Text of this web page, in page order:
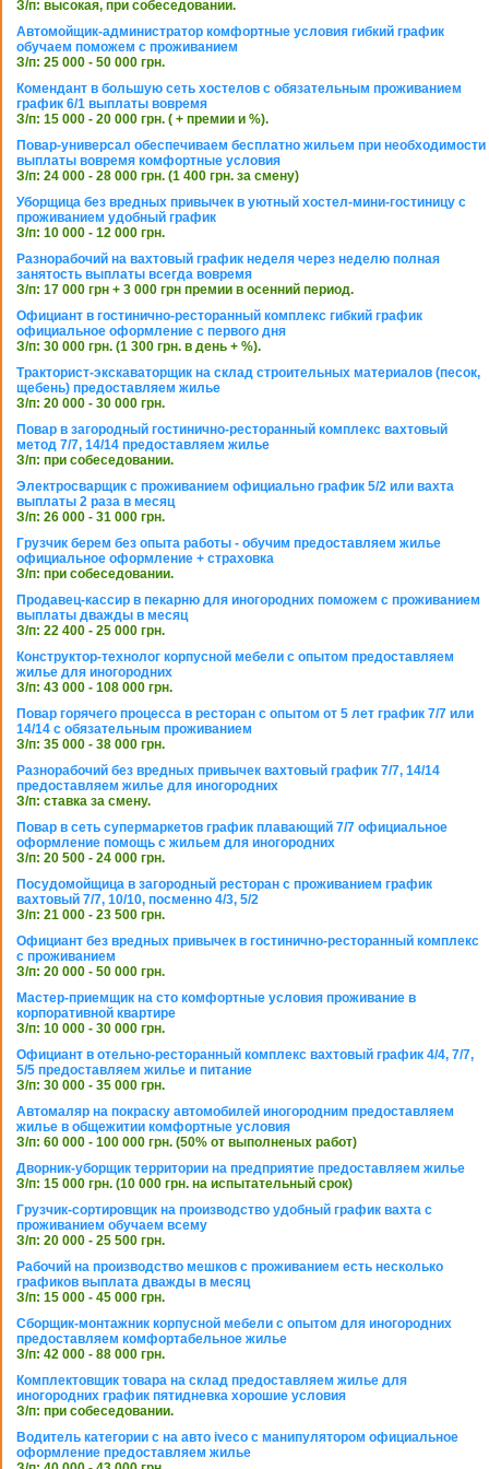
З/п: высокая, при собеседовании.
Автомойщик-администратор комфортные условия гибкий график
обучаем поможем с проживанием
З/п: 25 000 - 50 000 грн.
Комендант в большую сеть хостелов с обязательным проживанием
график 6/1 выплаты вовремя
З/п: 15 000 - 20 000 грн. ( + премии и %).
Повар-универсал обеспечиваем бесплатно жильем при необходимости
выплаты вовремя комфортные условия
З/п: 24 000 - 28 000 грн. (1 400 грн. за смену)
Уборщица без вредных привычек в уютный хостел-мини-гостиницу с
проживанием удобный график
З/п: 10 000 - 12 000 грн.
Разнорабочий на вахтовый график неделя через неделю полная
занятость выплаты всегда вовремя
З/п: 17 000 грн + 3 000 грн премии в осенний период.
Официант в гостинично-ресторанный комплекс гибкий график
официальное оформление с первого дня
З/п: 30 000 грн. (1 300 грн. в день + %).
Тракторист-экскаваторщик на склад строительных материалов (песок,
щебень) предоставляем жилье
З/п: 20 000 - 30 000 грн.
Повар в загородный гостинично-ресторанный комплекс вахтовый
метод 7/7, 14/14 предоставляем жилье
З/п: при собеседовании.
Электросварщик с проживанием официально график 5/2 или вахта
выплаты 2 раза в месяц
З/п: 26 000 - 31 000 грн.
Грузчик берем без опыта работы - обучим предоставляем жилье
официальное оформление + страховка
З/п: при собеседовании.
Продавец-кассир в пекарню для иногородних поможем с проживанием
выплаты дважды в месяц
З/п: 22 400 - 25 000 грн.
Конструктор-технолог корпусной мебели с опытом предоставляем
жилье для иногородних
З/п: 43 000 - 108 000 грн.
Повар горячего процесса в ресторан с опытом от 5 лет график 7/7 или
14/14 с обязательным проживанием
З/п: 35 000 - 38 000 грн.
Разнорабочий без вредных привычек вахтовый график 7/7, 14/14
предоставляем жилье для иногородних
З/п: ставка за смену.
Повар в сеть супермаркетов график плавающий 7/7 официальное
оформление помощь с жильем для иногородних
З/п: 20 500 - 24 000 грн.
Посудомойщица в загородный ресторан с проживанием график
вахтовый 7/7, 10/10, посменно 4/3, 5/2
З/п: 21 000 - 23 500 грн.
Официант без вредных привычек в гостинично-ресторанный комплекс
с проживанием
З/п: 20 000 - 50 000 грн.
Мастер-приемщик на сто комфортные условия проживание в
корпоративной квартире
З/п: 10 000 - 30 000 грн.
Официант в отельно-ресторанный комплекс вахтовый график 4/4, 7/7,
5/5 предоставляем жилье и питание
З/п: 30 000 - 35 000 грн.
Автомаляр на покраску автомобилей иногородним предоставляем
жилье в общежитии комфортные условия
З/п: 60 000 - 100 000 грн. (50% от выполненых работ)
Дворник-уборщик территории на предприятие предоставляем жилье
З/п: 15 000 грн. (10 000 грн. на испытательный срок)
Грузчик-сортировщик на производство удобный график вахта с
проживанием обучаем всему
З/п: 20 000 - 25 500 грн.
Рабочий на производство мешков с проживанием есть несколько
графиков выплата дважды в месяц
З/п: 15 000 - 45 000 грн.
Сборщик-монтажник корпусной мебели с опытом для иногородних
предоставляем комфортабельное жилье
З/п: 42 000 - 88 000 грн.
Комплектовщик товара на склад предоставляем жилье для
иногородних график пятидневка хорошие условия
З/п: при собеседовании.
Водитель категории с на авто iveco с манипулятором официальное
оформление предоставляем жилье